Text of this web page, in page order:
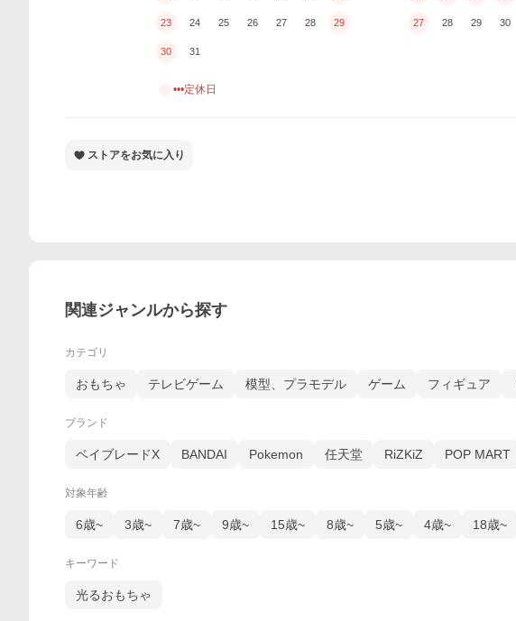
23 24 25 26 27 28 29
30 31
27 28 29 30
•••定休日
ストアをお気に入り
関連ジャンルから探す
カテゴリ
おもちゃ テレビゲーム 模型、プラモデル ゲーム フィギュア
ブランド
ベイブレードX BANDAI Pokemon 任天堂 RiZKiZ POP MART
対象年齢
6歳~ 3歳~ 7歳~ 9歳~ 15歳~ 8歳~ 5歳~ 4歳~ 18歳~
キーワード
光るおもちゃ